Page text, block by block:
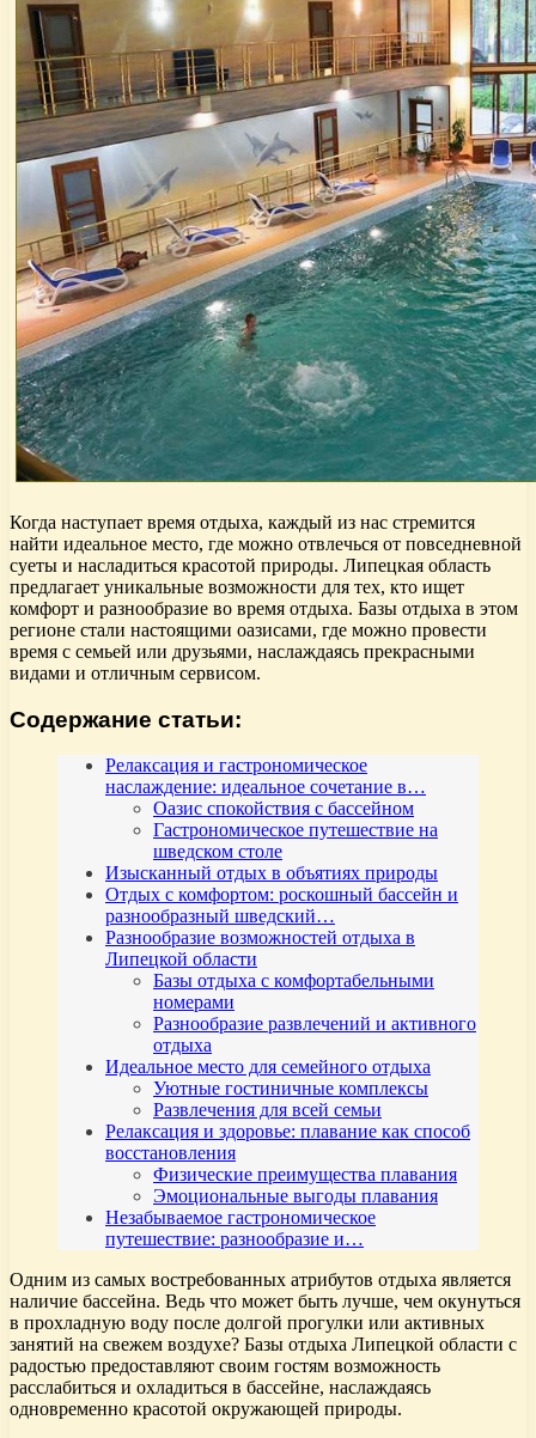
Когда наступает время отдыха, каждый из нас стремится
найти идеальное место, где можно отвлечься от повседневной
суеты и насладиться красотой природы. Липецкая область
предлагает уникальные возможности для тех, кто ищет
комфорт и разнообразие во время отдыха. Базы отдыха в этом
регионе стали настоящими оазисами, где можно провести
время с семьей или друзьями, наслаждаясь прекрасными
видами и отличным сервисом.
Содержание статьи:
Релаксация и гастрономическое
наслаждение: идеальное сочетание в…
Оазис спокойствия с бассейном
Гастрономическое путешествие на
шведском столе
Изысканный отдых в объятиях природы
Отдых с комфортом: роскошный бассейн и
разнообразный шведский…
Разнообразие возможностей отдыха в
Липецкой области
Базы отдыха с комфортабельными
номерами
Разнообразие развлечений и активного
отдыха
Идеальное место для семейного отдыха
Уютные гостиничные комплексы
Развлечения для всей семьи
Релаксация и здоровье: плавание как способ
восстановления
Физические преимущества плавания
Эмоциональные выгоды плавания
Незабываемое гастрономическое
путешествие: разнообразие и…
Одним из самых востребованных атрибутов отдыха является
наличие бассейна. Ведь что может быть лучше, чем окунуться
в прохладную воду после долгой прогулки или активных
занятий на свежем воздухе? Базы отдыха Липецкой области с
радостью предоставляют своим гостям возможность
расслабиться и охладиться в бассейне, наслаждаясь
одновременно красотой окружающей природы.